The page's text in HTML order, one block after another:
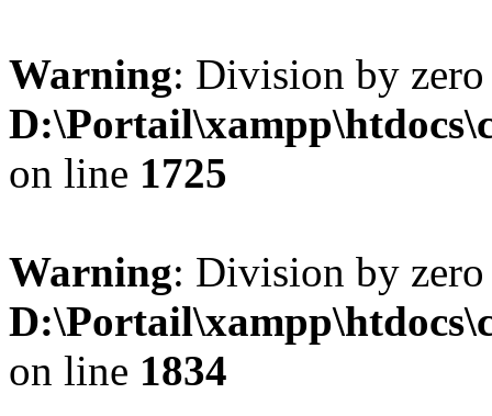
Warning: Division by
on line 1725
Warning: Division by
on line 1834